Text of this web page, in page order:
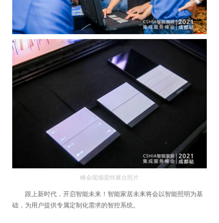
峰会现场雷特展台照片
跟上新时代，开启智能未来！智能家居未来将会以智能照明为基
础，为用户提供专属定制化需求的智控系统。